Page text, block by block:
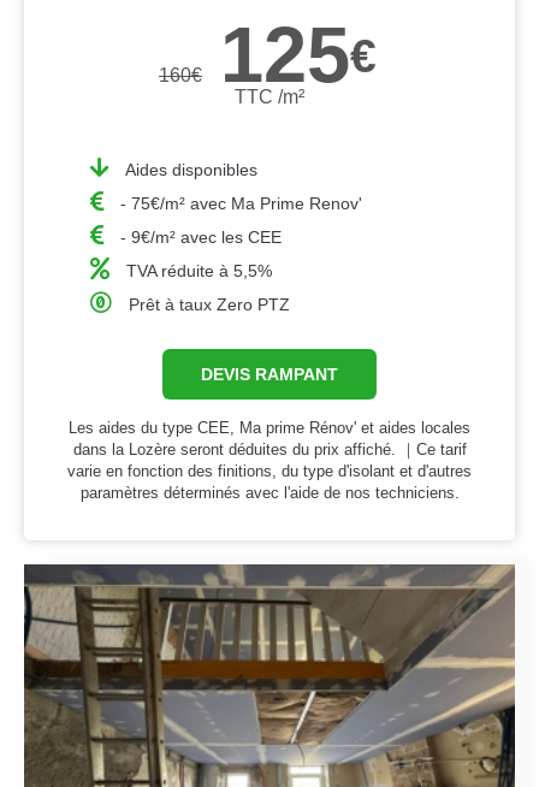
160€ 125€
TTC /m²
Aides disponibles
- 75€/m² avec Ma Prime Renov'
- 9€/m² avec les CEE
TVA réduite à 5,5%
Prêt à taux Zero PTZ
DEVIS RAMPANT
Les aides du type CEE, Ma prime Rénov' et aides locales
dans la Lozère seront déduites du prix affiché. ｜Ce tarif
varie en fonction des finitions, du type d'isolant et d'autres
paramètres déterminés avec l'aide de nos techniciens.